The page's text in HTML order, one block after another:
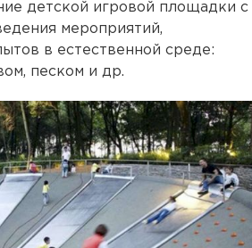
детской игровой площадки с
мероприятий,
в естественной среде:
песком и др.